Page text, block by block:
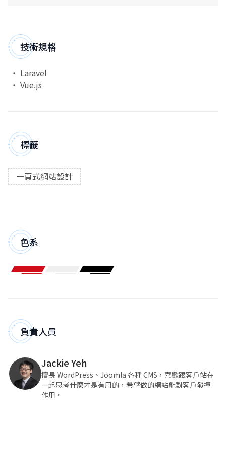
技術規格
Laravel
Vue.js
標籤
一頁式網站設計
色系
負責人員
Jackie Yeh
擅長 WordPress、Joomla 各種 CMS，喜歡跟客戶站在
一起思考什麼才是有用的，希望做的網站能對客戶發揮
作用。